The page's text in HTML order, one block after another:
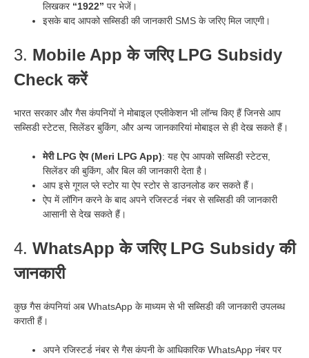
लिखकर “1922” पर भेजें।
इसके बाद आपको सब्सिडी की जानकारी SMS के जरिए मिल जाएगी।
3. Mobile App के जरिए LPG Subsidy
Check करें
भारत सरकार और गैस कंपनियों ने मोबाइल एप्लीकेशन भी लॉन्च किए हैं जिनसे आप
सब्सिडी स्टेटस, सिलेंडर बुकिंग, और अन्य जानकारियां मोबाइल से ही देख सकते हैं।
मेरी LPG ऐप (Meri LPG App): यह ऐप आपको सब्सिडी स्टेटस,
सिलेंडर की बुकिंग, और बिल की जानकारी देता है।
आप इसे गूगल प्ले स्टोर या ऐप स्टोर से डाउनलोड कर सकते हैं।
ऐप में लॉगिन करने के बाद अपने रजिस्टर्ड नंबर से सब्सिडी की जानकारी
आसानी से देख सकते हैं।
4. WhatsApp के जरिए LPG Subsidy की
जानकारी
कुछ गैस कंपनियां अब WhatsApp के माध्यम से भी सब्सिडी की जानकारी उपलब्ध
कराती हैं।
अपने रजिस्टर्ड नंबर से गैस कंपनी के आधिकारिक WhatsApp नंबर पर